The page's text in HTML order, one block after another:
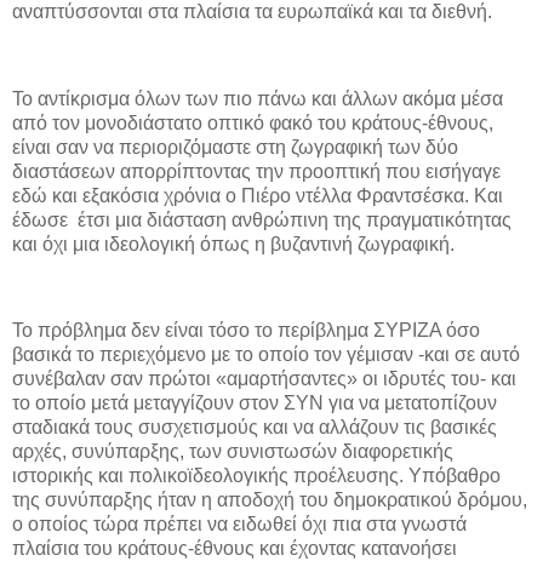
αναπτύσσονται στα πλαίσια τα ευρωπαϊκά και τα διεθνή.
Το αντίκρισμα όλων των πιο πάνω και άλλων ακόμα μέσα
από τον μονοδιάστατο οπτικό φακό του κράτους-έθνους,
είναι σαν να περιοριζόμαστε στη ζωγραφική των δύο
διαστάσεων απορρίπτοντας την προοπτική που εισήγαγε
εδώ και εξακόσια χρόνια ο Πιέρο ντέλλα Φραντσέσκα. Και
έδωσε έτσι μια διάσταση ανθρώπινη της πραγματικότητας
και όχι μια ιδεολογική όπως η βυζαντινή ζωγραφική.
Το πρόβλημα δεν είναι τόσο το περίβλημα ΣΥΡΙΖΑ όσο
βασικά το περιεχόμενο με το οποίο τον γέμισαν -και σε αυτό
συνέβαλαν σαν πρώτοι «αμαρτήσαντες» οι ιδρυτές του- και
το οποίο μετά μεταγγίζουν στον ΣΥΝ για να μετατοπίζουν
σταδιακά τους συσχετισμούς και να αλλάζουν τις βασικές
αρχές, συνύπαρξης, των συνιστωσών διαφορετικής
ιστορικής και πολικοϊδεολογικής προέλευσης. Υπόβαθρο
της συνύπαρξης ήταν η αποδοχή του δημοκρατικού δρόμου,
ο οποίος τώρα πρέπει να ειδωθεί όχι πια στα γνωστά
πλαίσια του κράτους-έθνους και έχοντας κατανοήσει